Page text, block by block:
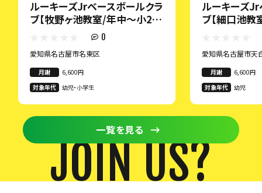
ルーキーズJrベースボールクラ
ブ【牧野ヶ池教室/年中～小2ク
0
愛知県名古屋市名東区
月謝
6,600円
対象年代
幼児・小学生
ルーキーズ
ブ【細口池教
愛知県名古屋市天
月謝
6,600円
対象年代
幼児
一覧を見る
JOIN US?